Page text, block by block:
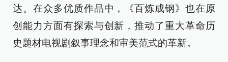
达。在众多优质作品中，《百炼成钢》也在原
创能力方面有探索与创新，推动了重大革命历
史题材电视剧叙事理念和审美范式的革新。